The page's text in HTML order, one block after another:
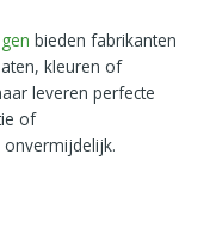
bieden fabrikanten
kleuren of
leveren perfecte
of